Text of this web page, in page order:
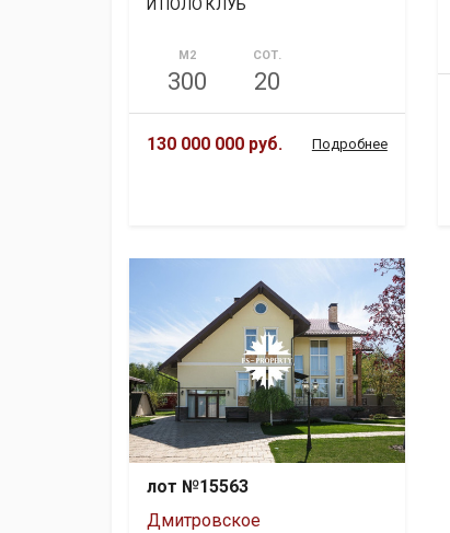
И ПОЛО КЛУБ
М2
300
СОТ.
20
130 000 000 руб. Подробнее
лот №15563
Дмитровское